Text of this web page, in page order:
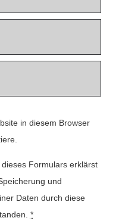
in diesem Browser
Formulars erklärst
und
Daten durch diese
*